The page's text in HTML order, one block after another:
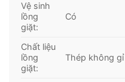
Vệ sinh
lồng
giặt:
Có
Chất liệu
lồng
giặt:
Thép không gỉ